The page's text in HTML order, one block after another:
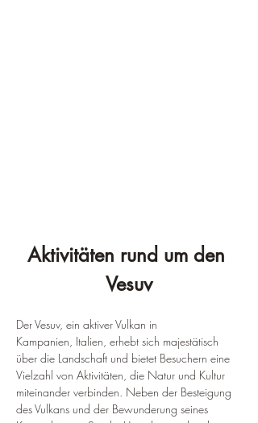
Aktivitäten rund um den
Vesuv
Der Vesuv, ein aktiver Vulkan in
Kampanien, Italien, erhebt sich majestätisch
über die Landschaft und bietet Besuchern eine
Vielzahl von Aktivitäten, die Natur und Kultur
miteinander verbinden. Neben der Besteigung
des Vulkans und der Bewunderung seines